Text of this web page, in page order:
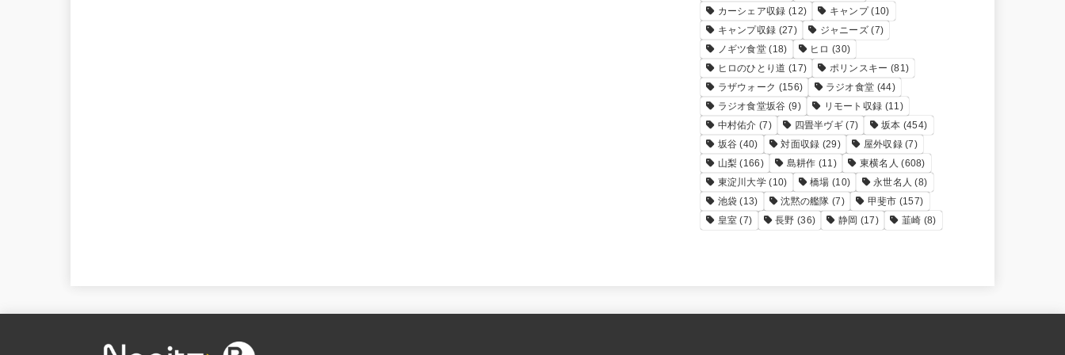
カーシェア収録 (12) キャンプ(10)
キャンプ収録 (27) ジャニーズ (7)
ノギツ食堂 (18) ヒロ (30)
ヒロのひとり道 (17) ポリンスキー (81)
ラザウォーク (156) ラジオ食堂 (44)
ラジオ食堂坂谷 (9) リモート収録 (11)
中村佑介 (7) 四畳半ヴギ (7) 坂本 (454)
坂谷 (40) 対面収録 (29) 屋外収録(7)
山梨 (166) 島耕作 (11) 東横名人 (608)
東淀川大学 (10) 橋場 (10) 永世名人 (8)
池袋 (13) 沈黙の艦隊 (7) 甲斐市 (157)
皇室 (7) 長野 (36) 静岡 (17) 韮崎 (8)